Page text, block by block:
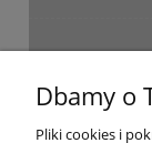
Dbamy o
Pliki cookies i